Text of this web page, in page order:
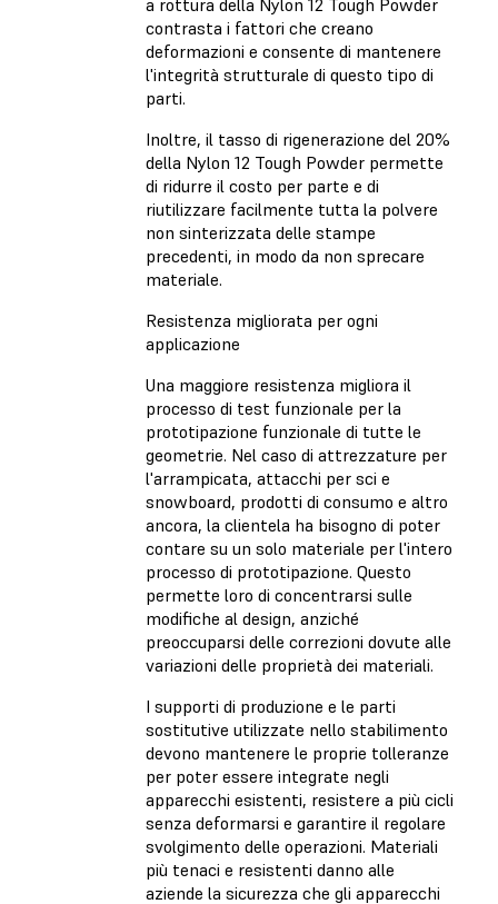
contrasta i fattori che creano
deformazioni e consente di mantenere
l'integrità strutturale di questo tipo di
parti.
Inoltre, il tasso di rigenerazione del 20%
della Nylon 12 Tough Powder permette
di ridurre il costo per parte e di
riutilizzare facilmente tutta la polvere
non sinterizzata delle stampe
precedenti, in modo da non sprecare
materiale.
Resistenza migliorata per ogni
applicazione
Una maggiore resistenza migliora il
processo di test funzionale per la
prototipazione funzionale di tutte le
geometrie. Nel caso di attrezzature per
l'arrampicata, attacchi per sci e
snowboard, prodotti di consumo e altro
ancora, la clientela ha bisogno di poter
contare su un solo materiale per l'intero
processo di prototipazione. Questo
permette loro di concentrarsi sulle
modifiche al design, anziché
preoccuparsi delle correzioni dovute alle
variazioni delle proprietà dei materiali.
I supporti di produzione e le parti
sostitutive utilizzate nello stabilimento
devono mantenere le proprie tolleranze
per poter essere integrate negli
apparecchi esistenti, resistere a più cicli
senza deformarsi e garantire il regolare
svolgimento delle operazioni. Materiali
più tenaci e resistenti danno alle
aziende la sicurezza che gli apparecchi